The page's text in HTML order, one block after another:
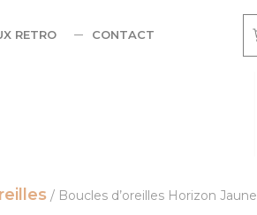
RETRO CONTACT
/ Boucles d’oreilles Horizon Jaune